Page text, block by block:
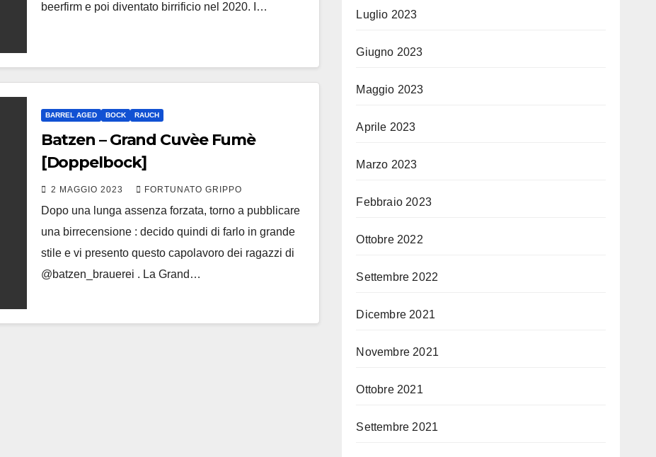
beerfirm e poi diventato birrificio nel 2020. I…
BARREL AGED BOCK RAUCH
Batzen – Grand Cuvèe Fumè
[Doppelbock]
2 MAGGIO 2023 FORTUNATO GRIPPO
Dopo una lunga assenza forzata, torno a pubblicare
una birrecensione : decido quindi di farlo in grande
stile e vi presento questo capolavoro dei ragazzi di
@batzen_brauerei . La Grand…
Luglio 2023
Giugno 2023
Maggio 2023
Aprile 2023
Marzo 2023
Febbraio 2023
Ottobre 2022
Settembre 2022
Dicembre 2021
Novembre 2021
Ottobre 2021
Settembre 2021